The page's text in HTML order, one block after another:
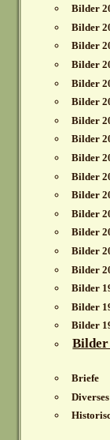
Bilder
Bilder
Bilder
Bilder
Bilder
Bilder
Bilder
Bilder
Bilder
Bilder
Bilder
Bilder
Bilder
Bilder
Bilder
Bilder
Bilder
Bilder
Bilder
Briefe
Diverses